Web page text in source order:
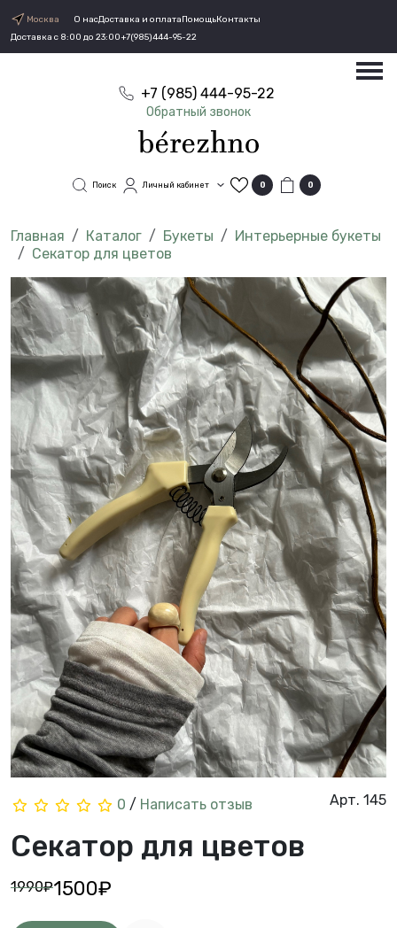
Москва О насДоставка и оплатаПомощьКонтакты
Доставка с 8:00 до 23:00+7(985)444-95-22
+7 (985) 444-95-22
Обратный звонок
Поиск Личный кабинет 0 0
Каталог Букеты
Интерьерные букеты
Секатор для цветов
0 / Написать отзыв Арт. 145
Секатор для цветов
1990₽1500₽